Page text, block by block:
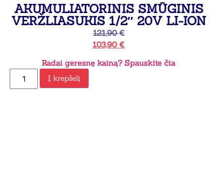
AKUMULIATORINIS SMŪGINIS
VERŽLIASUKIS 1/2″ 20V LI-ION
121,90€
103,90 €
Radai geresnę kainą? Spauskite čia
Į krepšelį